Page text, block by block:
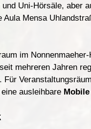
Uni-Hörsäle, aber
Aula Mensa
im
mehreren Jahren
Für
ausleihbare